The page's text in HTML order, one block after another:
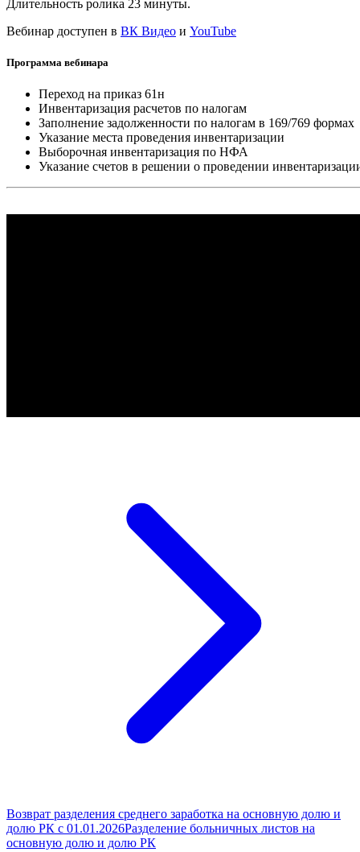
Длительность ролика 23 минуты.
Вебинар доступен в ВК Видео и YouTube
Программа вебинара
Переход на приказ 61н
Инвентаризация расчетов по налогам
Заполнение задолженности по налогам в 169/769 формах
Указание места проведения инвентаризации
Выборочная инвентаризация по НФА
Указание счетов в решении о проведении
Возврат разделения среднего заработка на основную долю и
долю РК с 01.01.2026Разделение больничных листов на
основную долю и долю РК